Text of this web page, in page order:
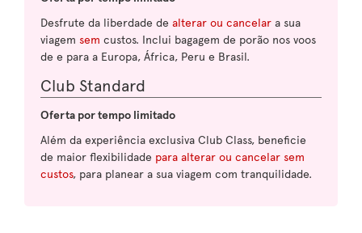
Desfrute da liberdade de alterar ou cancelar a sua
viagem sem custos. Inclui bagagem de porão nos voos
de e para a Europa, África, Peru e Brasil.
Club Standard
Oferta por tempo limitado
Além da experiência exclusiva Club Class, beneficie
de maior flexibilidade para alterar ou cancelar sem
custos, para planear a sua viagem com tranquilidade.